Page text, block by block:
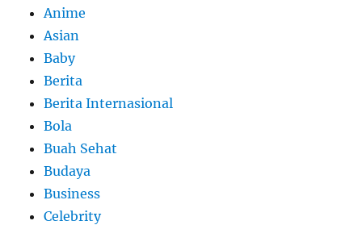
Anime
Asian
Baby
Berita
Berita Internasional
Bola
Buah Sehat
Budaya
Business
Celebrity